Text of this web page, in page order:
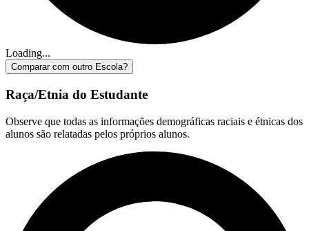
Loading...
Comparar com outro Escola?
Raça/Etnia do Estudante
Observe que todas as informações demográficas raciais e étnicas dos
alunos são relatadas pelos próprios alunos.